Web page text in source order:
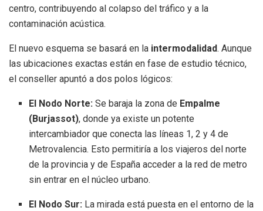
centro, contribuyendo al colapso del tráfico y a la
contaminación acústica.
El nuevo esquema se basará en la intermodalidad. Aunque
las ubicaciones exactas están en fase de estudio técnico,
el conseller apuntó a dos polos lógicos:
El Nodo Norte: Se baraja la zona de Empalme
(Burjassot), donde ya existe un potente
intercambiador que conecta las líneas 1, 2 y 4 de
Metrovalencia. Esto permitiría a los viajeros del norte
de la provincia y de España acceder a la red de metro
sin entrar en el núcleo urbano.
El Nodo Sur: La mirada está puesta en el entorno de la